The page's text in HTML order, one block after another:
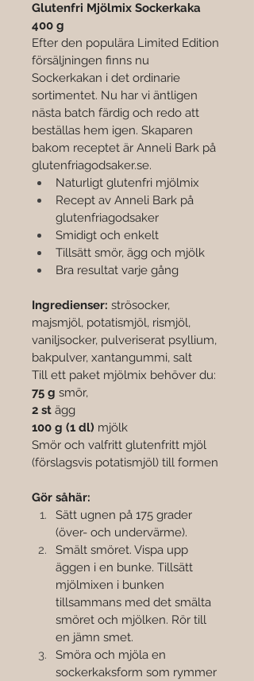
Glutenfri Mjölmix Sockerkaka
400 g
Efter den populära Limited Edition
försäljningen finns nu
Sockerkakan i det ordinarie
sortimentet. Nu har vi äntligen
nästa batch färdig och redo att
beställas hem igen. Skaparen
bakom receptet är Anneli Bark på
glutenfriagodsaker.se.
Naturligt glutenfri mjölmix
Recept av Anneli Bark på
glutenfriagodsaker
Smidigt och enkelt
Tillsätt smör, ägg och mjölk
Bra resultat varje gång
Ingredienser: strösocker,
majsmjöl, potatismjöl, rismjöl,
vaniljsocker, pulveriserat psyllium,
bakpulver, xantangummi, salt
Till ett paket mjölmix behöver du:
75 g smör,
2 st ägg
100 g (1 dl) mjölk
Smör och valfritt glutenfritt mjöl
(förslagsvis potatismjöl) till formen
Gör såhär:
Sätt ugnen på 175 grader
(över- och undervärme).
Smält smöret. Vispa upp
äggen i en bunke. Tillsätt
mjölmixen i bunken
tillsammans med det smälta
smöret och mjölken. Rör till
en jämn smet.
Smöra och mjöla en
sockerkaksform som rymmer